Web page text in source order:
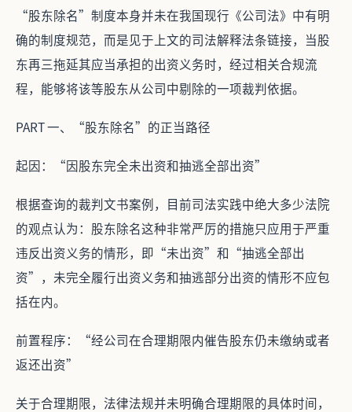
“股东除名”制度本身并未在我国现行《公司法》中有明
确的制度规范，而是见于上文的司法解释法条链接，当股
东再三拖延其应当承担的出资义务时，经过相关合规流
程，能够将该等股东从公司中剔除的一项裁判依据。
PART 一、“股东除名”的正当路径
起因：“因股东完全未出资和抽逃全部出资”
根据查询的裁判文书案例，目前司法实践中绝大多少法院
的观点认为：股东除名这种非常严厉的措施只应用于严重
违反出资义务的情形，即“未出资”和“抽逃全部出
资”，未完全履行出资义务和抽逃部分出资的情形不应包
括在内。
前置程序：“经公司在合理期限内催告股东仍未缴纳或者
返还出资”
关于合理期限，法律法规并未明确合理期限的具体时间，